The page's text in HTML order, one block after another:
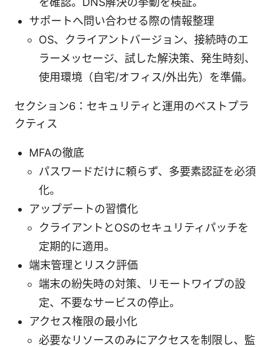
サポートへ問い合わせる際の情報整理
OS、クライアントバージョン、接続時のエ
ラーメッセージ、試した解決策、発生時刻、
使用環境（自宅/オフィス/外出先）を準備。
セクション6：セキュリティと運用のベストプラ
クティス
MFAの徹底
パスワードだけに頼らず、多要素認証を必須
化。
アップデートの習慣化
クライアントとOSのセキュリティパッチを
定期的に適用。
端末管理とリスク評価
端末の紛失時の対策、リモートワイプの設
定、不要なサービスの停止。
アクセス権限の最小化
必要なリソースのみにアクセスを制限し、監